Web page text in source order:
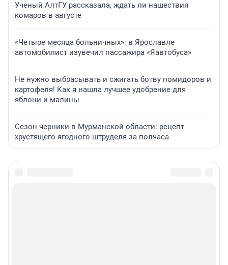
Ученый АлтГУ рассказала, ждать ли нашествия
комаров в августе
«Четыре месяца больничных»: в Ярославле
автомобилист изувечил пассажира «Яавтобуса»
Не нужно выбрасывать и сжигать ботву помидоров и
картофеля! Как я нашла лучшее удобрение для
яблони и малины
Сезон черники в Мурманской области: рецепт
хрустящего ягодного штруделя за полчаса